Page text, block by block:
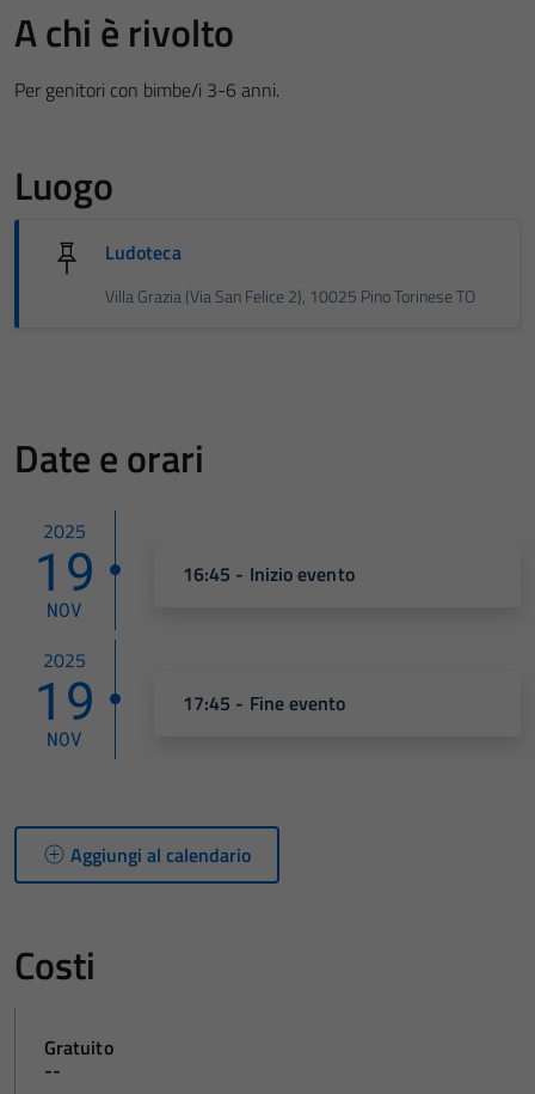
A chi è rivolto
Per genitori con bimbe/i 3-6 anni.
Luogo
Ludoteca
Villa Grazia (Via San Felice 2), 10025 Pino Torinese TO
Date e orari
2025
19
NOV
16:45 - Inizio evento
2025
19
NOV
17:45 - Fine evento
Aggiungi al calendario
Costi
Gratuito
--